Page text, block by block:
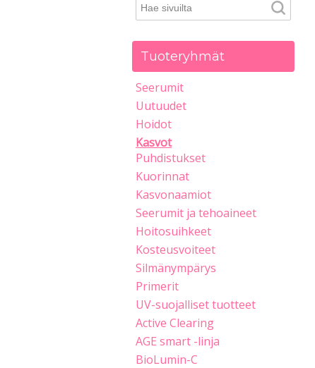
Tuoteryhmät
Seerumit
Uutuudet
Hoidot
Kasvot
Puhdistukset
Kuorinnat
Kasvonaamiot
Seerumit ja tehoaineet
Hoitosuihkeet
Kosteusvoiteet
Silmänympärys
Primerit
UV-suojalliset tuotteet
Active Clearing
AGE smart -linja
BioLumin-C